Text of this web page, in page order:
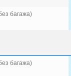
багажа)
багажа)